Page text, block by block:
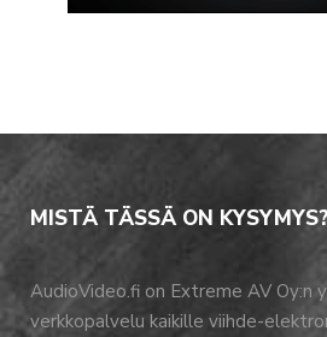
MISTÄ TÄSSÄ ON KYSYMYS?
AudioVideo.fi on Extreme AV Oy:n
verkkopalvelu kaikille viihde-